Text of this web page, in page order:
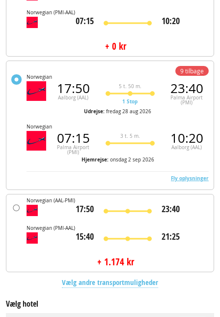
Norwegian (PMI-AAL)
07:15 10:20
+ 0 kr
Norwegian
17:50
Aalborg (AAL)
5 t. 50 m.
1 Stop
23:40
Palma Airport
(PMI)
Udrejse: fredag 28 aug 2026
Norwegian
07:15
Palma Airport
(PMI)
3 t. 5 m. 10:20
Aalborg (AAL)
Hjemrejse: onsdag 2 sep 2026
9 tilbage
Fly oplysninger
Norwegian (AAL-PMI)
17:50 23:40
Norwegian (PMI-AAL)
15:40 21:25
+ 1.174 kr
Vælg andre transportmuligheder
Vælg hotel